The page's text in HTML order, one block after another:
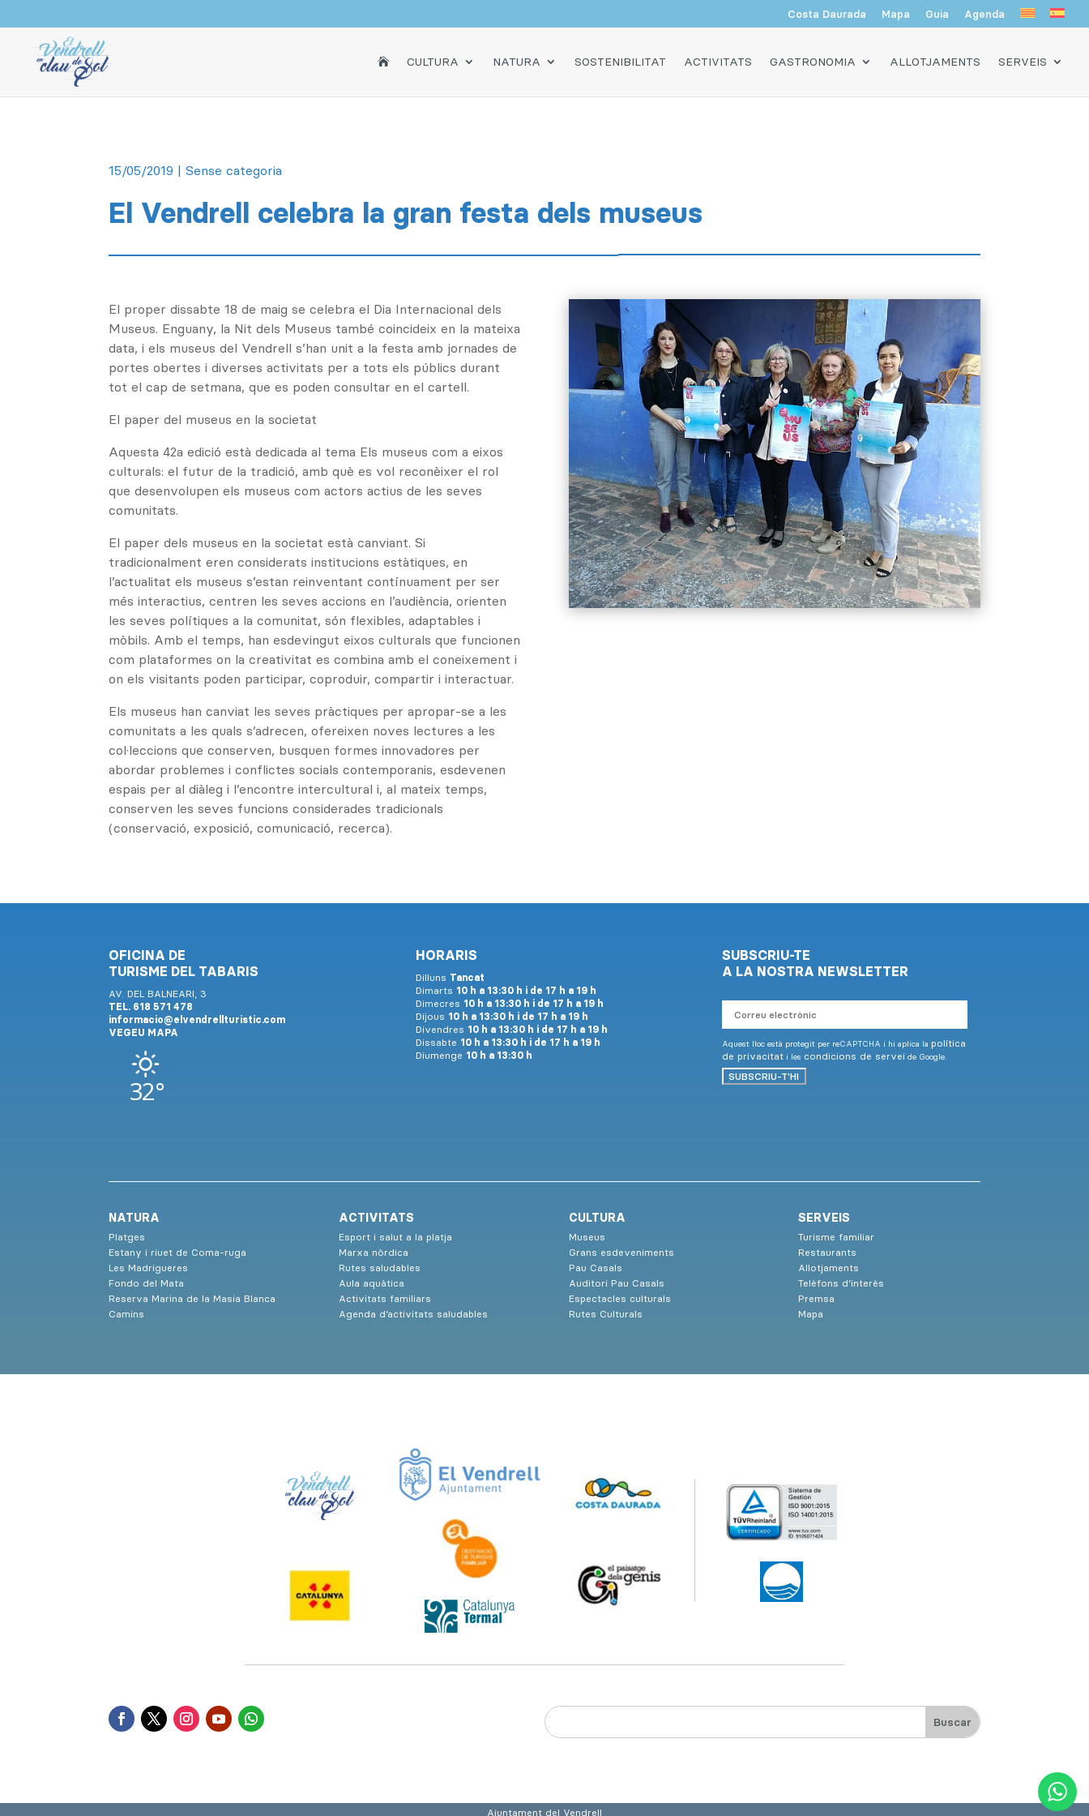
Costa Daurada Mapa Guia Agenda
INICICULTURA NATURA SOSTENIBILITAT ACTIVITATS GASTRONOMIA ALLOTJAMENTS SERVEIS
15/05/2019 | Sense categoria
El Vendrell celebra la gran festa dels museus
El proper dissabte 18 de maig se celebra el Dia Internacional dels
Museus. Enguany, la Nit dels Museus també coincideix en la mateixa
data, i els museus del Vendrell s’han unit a la festa amb jornades de
portes obertes i diverses activitats per a tots els públics durant
tot el cap de setmana, que es poden consultar en el cartell.
El paper del museus en la societat
Aquesta 42a edició està dedicada al tema Els museus com a eixos
culturals: el futur de la tradició, amb què es vol reconèixer el rol
que desenvolupen els museus com actors actius de les seves
comunitats.
El paper dels museus en la societat està canviant. Si
tradicionalment eren considerats institucions estàtiques, en
l’actualitat els museus s’estan reinventant contínuament per ser
més interactius, centren les seves accions en l’audiència, orienten
les seves polítiques a la comunitat, són flexibles, adaptables i
mòbils. Amb el temps, han esdevingut eixos culturals que funcionen
com plataformes on la creativitat es combina amb el coneixement i
on els visitants poden participar, coproduir, compartir i interactuar.
Els museus han canviat les seves pràctiques per apropar-se a les
comunitats a les quals s’adrecen, ofereixen noves lectures a les
col·leccions que conserven, busquen formes innovadores per
abordar problemes i conflictes socials contemporanis, esdevenen
espais per al diàleg i l’encontre intercultural i, al mateix temps,
conserven les seves funcions considerades tradicionals
(conservació, exposició, comunicació, recerca).
OFICINA DE
TURISME DEL TABARIS
AV. DEL BALNEARI, 3
TEL. 618 571 478
informacio@elvendrellturistic.com
VEGEU MAPA
32°
HORARIS
Dilluns Tancat
Dimarts 10 h a 13:30 h i de 17 h a 19 h
Dimecres 10 h a 13:30 h i de 17 h a 19 h
Dijous 10 h a 13:30 h i de 17 h a 19 h
Divendres 10 h a 13:30 h i de 17 h a 19 h
Dissabte 10 h a 13:30 h i de 17 h a 19 h
Diumenge 10 h a 13:30 h
SUBSCRIU-TE
A LA NOSTRA NEWSLETTER
electrònic
Aquest lloc està protegit per reCAPTCHA i hi aplica la política
de privacitati les condicions de serveide Google.
SUBSCRIU-T'HI
NATURA
Platges
Estany i riuet de Coma-ruga
Les Madrigueres
Fondo del Mata
Reserva Marina de la Masia Blanca
Camins
ACTIVITATS
Esport i salut a la platja
Marxa nòrdica
Rutes saludables
Aula aquàtica
Activitats familiars
Agenda d’activitats saludables
CULTURA
Museus
Grans esdeveniments
Pau Casals
Auditori Pau Casals
Espectacles culturals
Rutes Culturals
SERVEIS
Turisme familiar
Restaurants
Allotjaments
Telèfons d’interès
Premsa
Mapa
Ajuntament del Vendrell